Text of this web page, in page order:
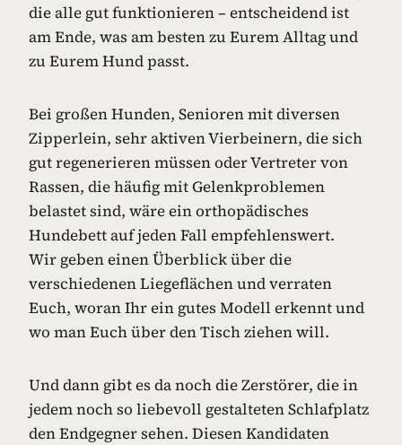
die alle gut funktionieren – entscheidend ist
am Ende, was am besten zu Eurem Alltag und
zu Eurem Hund passt.
Bei großen Hunden, Senioren mit diversen
Zipperlein, sehr aktiven Vierbeinern, die sich
gut regenerieren müssen oder Vertreter von
Rassen, die häufig mit Gelenkproblemen
belastet sind, wäre ein orthopädisches
Hundebett auf jeden Fall empfehlenswert.
Wir geben einen Überblick über die
verschiedenen Liegeflächen und verraten
Euch, woran Ihr ein gutes Modell erkennt und
wo man Euch über den Tisch ziehen will.
Und dann gibt es da noch die Zerstörer, die in
jedem noch so liebevoll gestalteten Schlafplatz
den Endgegner sehen. Diesen Kandidaten